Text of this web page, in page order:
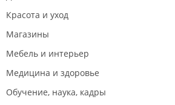
Красота и уход
Магазины
Мебель и интерьер
Медицина и здоровье
Обучение, наука, кадры